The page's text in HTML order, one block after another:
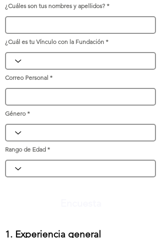
¿Cuáles son tus nombres y apellidos?
¿Cuál es tu Vínculo con la Fundación
Correo Personal
Género
Rango de Edad
1. Experiencia general